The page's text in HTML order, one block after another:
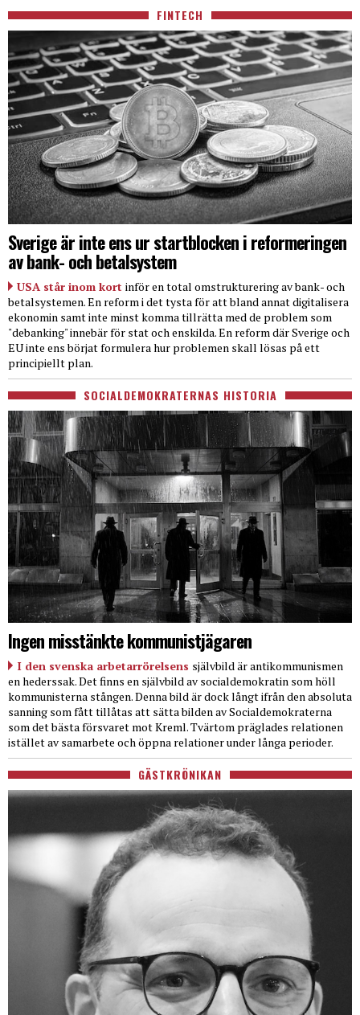
FINTECH
Sverige är inte ens ur startblocken i reformeringen
av bank- och betalsystem
USA står inom kort inför en total omstrukturering av bank- och
betalsystemen. En reform i det tysta för att bland annat digitalisera
ekonomin samt inte minst komma tillrätta med de problem som
"debanking" innebär för stat och enskilda. En reform där Sverige och
EU inte ens börjat formulera hur problemen skall lösas på ett
principiellt plan.
SOCIALDEMOKRATERNAS HISTORIA
Ingen misstänkte kommunistjägaren
I den svenska arbetarrörelsens självbild är antikommunismen
en hederssak. Det finns en självbild av socialdemokratin som höll
kommunisterna stången. Denna bild är dock långt ifrån den absoluta
sanning som fått tillåtas att sätta bilden av Socialdemokraterna
som det bästa försvaret mot Kreml. Tvärtom präglades relationen
istället av samarbete och öppna relationer under långa perioder.
GÄSTKRÖNIKAN